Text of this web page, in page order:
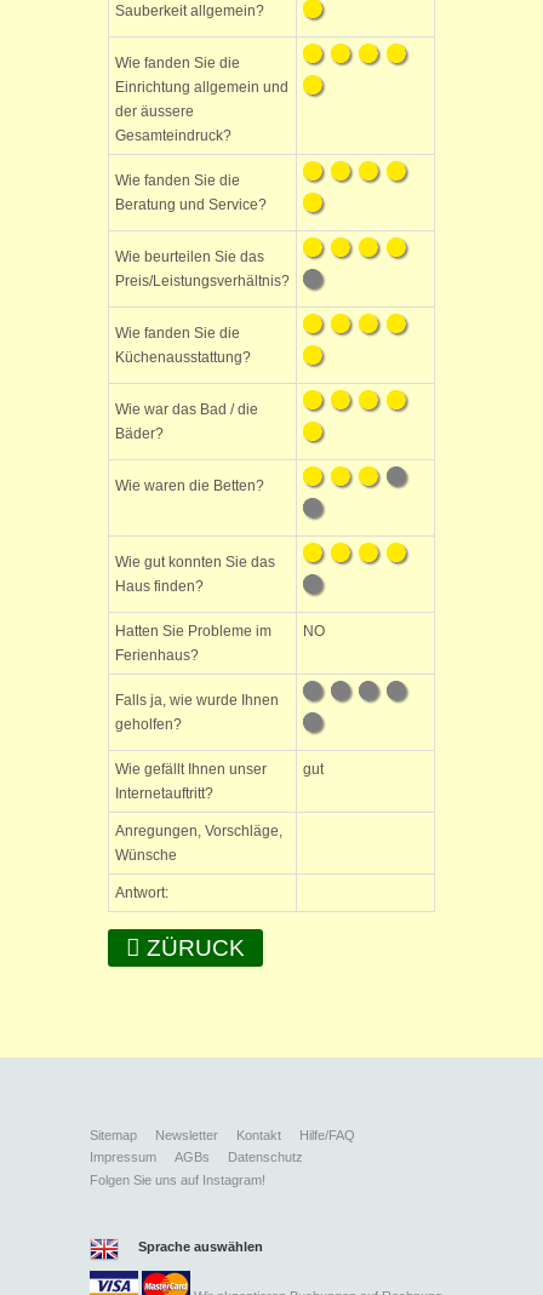
Sauberkeit allgemein?
Wie fanden Sie die
Einrichtung allgemein und
der äussere
Gesamteindruck?
Wie fanden Sie die
Beratung und Service?
Wie beurteilen Sie das
Preis/Leistungsverhältnis?
Wie fanden Sie die
Küchenausstattung?
Wie war das Bad / die
Bäder?
Wie waren die Betten?
Wie gut konnten Sie das
Haus finden?
Hatten Sie Probleme im
Ferienhaus?
NO
Falls ja, wie wurde Ihnen
geholfen?
Wie gefällt Ihnen unser
Internetauftritt?
gut
Anregungen, Vorschläge,
Wünsche
Antwort:
ZÜRUCK
Sitemap Newsletter Kontakt
Hilfe/FAQ
Impressum
AGBs
Datenschutz
Folgen Sie uns auf Instagram!
Sprache auswählen